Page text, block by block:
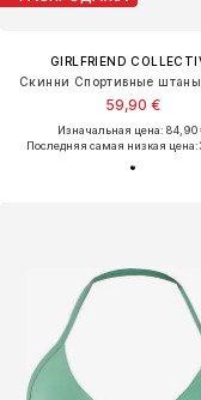
GIRLFRIEND
Скинни Спортивные
59,90 €
Изначальная цена: 84,90
Последняя самая низкая цена: